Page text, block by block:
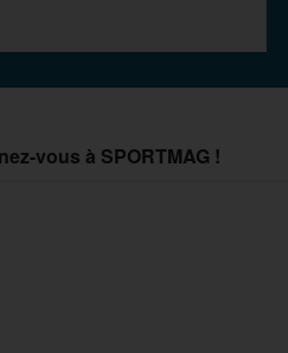
vous à SPORTMAG !